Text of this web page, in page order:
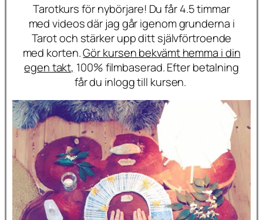
Tarotkurs för nybörjare! Du får 4.5 timmar
med videos där jag går igenom grunderna i
Tarot och stärker upp ditt självförtroende
med korten.Gör kursen bekvämt hemma i din
egen takt, 100% filmbaserad. Efter betalning
får du inlogg till kursen.